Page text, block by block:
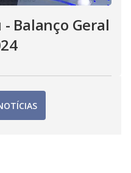
Balanço Geral